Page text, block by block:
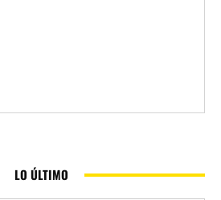
LO ÚLTIMO